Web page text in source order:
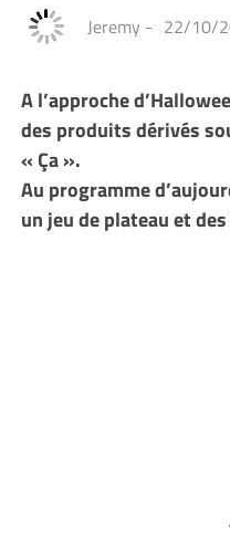
Jeremy - 22/10/
A l’approche
des produits dérivés
« Ça ».
Au programme
un jeu de plateau et